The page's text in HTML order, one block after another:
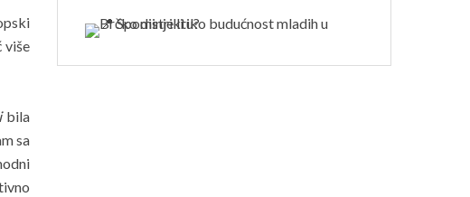
više
bila
sa